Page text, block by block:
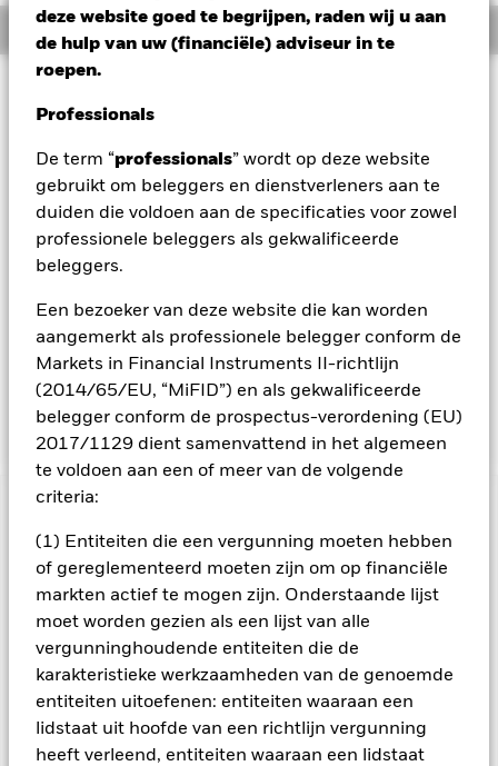
deze website goed te begrijpen, raden wij u aan
de hulp van uw (financiële) adviseur in te
roepen.
Professionals
De term “professionals” wordt op deze website
gebruikt om beleggers en dienstverleners aan te
duiden die voldoen aan de specificaties voor zowel
professionele beleggers als gekwalificeerde
beleggers.
Een bezoeker van deze website die kan worden
aangemerkt als professionele belegger conform de
Markets in Financial Instruments II-richtlijn
(2014/65/EU, “MiFID”) en als gekwalificeerde
belegger conform de prospectus-verordening (EU)
2017/1129 dient samenvattend in het algemeen
te voldoen aan een of meer van de volgende
criteria:
(1) Entiteiten die een vergunning moeten hebben
of gereglementeerd moeten zijn om op financiële
markten actief te mogen zijn. Onderstaande lijst
moet worden gezien als een lijst van alle
vergunninghoudende entiteiten die de
karakteristieke werkzaamheden van de genoemde
entiteiten uitoefenen: entiteiten waaraan een
lidstaat uit hoofde van een richtlijn vergunning
heeft verleend, entiteiten waaraan een lidstaat
Overzicht
Het Global Allocation Fund streeft naar een maximaal
schuld- en kortlopende effecten van zowel bedrijven als
overheden, zonder vastgestelde limieten. In normale
marktomstandigheden belegt het Fonds ten minste 70%
van zijn totale activa in effecten uitgegeven door bedrijven
effecten die volgens de Beleggingsadviseur
ondernemingen. Het Fonds kan ook een deel van zijn
schuldeffectenportefeuille beleggen in hoogrentende
vastrentende overdraagbare effecten. De valutablootstelling
wordt flexibel beheerd.
het rendement van beleggingen kunnen dalen en stijgen, en
zijn niet gegarandeerd. Beleggers verliezen mogelijk hun
oorspronkelijke inleg.
Het fonds belegt voor een groot deel in effecten die
genoteerd zijn in een vreemde valuta; schommelingen van de
waarde van de belegging. Het fonds kan beleggen in
aandelen van kleinere ondernemingen die zich minder
voorspelbaar kunnen ontwikkelen en minder liquide kunnen
zijn dan aandelen van grotere ondernemingen.